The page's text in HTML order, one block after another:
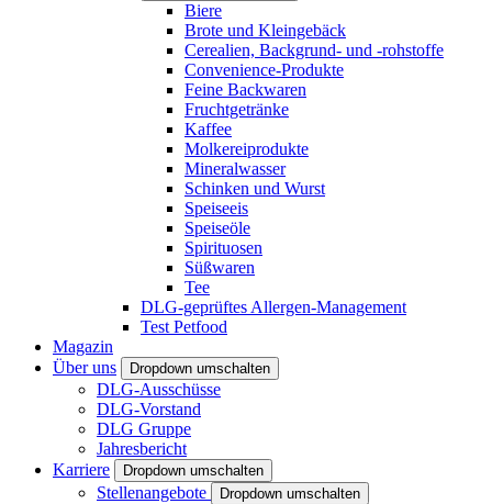
Biere
Brote und Kleingebäck
Cerealien, Backgrund- und -rohstoffe
Convenience-Produkte
Feine Backwaren
Fruchtgetränke
Kaffee
Molkereiprodukte
Mineralwasser
Schinken und Wurst
Speiseeis
Speiseöle
Spirituosen
Süßwaren
Tee
DLG-geprüftes Allergen-Management
Test Petfood
Magazin
Über uns
Dropdown umschalten
DLG-Ausschüsse
DLG-Vorstand
DLG Gruppe
Jahresbericht
Karriere
Dropdown umschalten
Stellenangebote Dropdown umschalten